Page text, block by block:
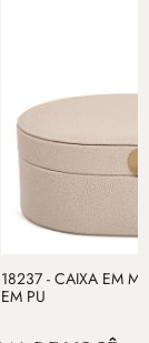
18237 - CAIXA EM
EM PU